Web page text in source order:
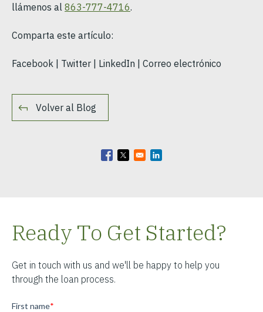
llámenos al 863-777-4716.
Comparta este artículo:
Facebook | Twitter | LinkedIn | Correo electrónico
Volver al Blog
Opens in a new window
Opens in a new window
Opens in a new window
Ready To Get Started?
Get in touch with us and we'll be happy to help you
through the loan process.